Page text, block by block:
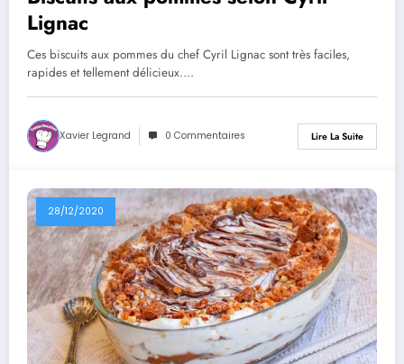
Lignac
Ces biscuits aux pommes du chef Cyril Lignac sont très faciles,
rapides et tellement délicieux.…
Xavier Legrand 0 Commentaires Lire La Suite
28/12/2020